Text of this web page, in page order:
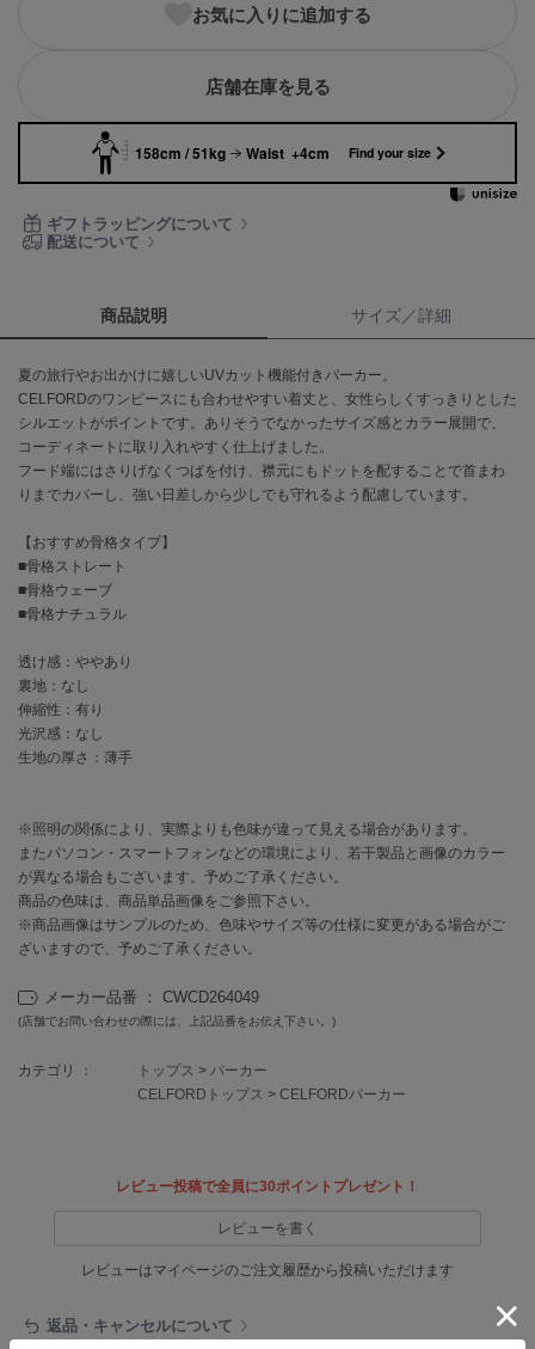
セロン
Clarks Premium
CODE A
コードエー
COLE HAAN
コール ハーン
CONVERSE
コンバース
DANSKIN
ダンスキン
エイミー イストワール
emmi
エミ
emmi atelier
emmi yoga
FRAY I.D
お気に入りに追加する
店舗在庫を見る
158cm / 51kg Waist +4cm Find your size
ギフトラッピングについて
配送について
商品説明 サイズ／詳細
夏の旅行やお出かけに嬉しいUVカット機能付きパーカー。
CELFORDのワンピースにも合わせやすい着丈と、女性らしくすっきりとした
シルエットがポイントです。ありそうでなかったサイズ感とカラー展開で、
コーディネートに取り入れやすく仕上げました。
フード端にはさりげなくつばを付け、襟元にもドットを配することで首まわ
りまでカバーし、強い日差しから少しでも守れるよう配慮しています。
【おすすめ骨格タイプ】
■骨格ストレート
■骨格ウェーブ
■骨格ナチュラル
透け感：ややあり
裏地：なし
伸縮性：有り
光沢感：なし
生地の厚さ：薄手
※照明の関係により、実際よりも色味が違って見える場合があります。
またパソコン・スマートフォンなどの環境により、若干製品と画像のカラー
が異なる場合もございます。予めご了承ください。
商品の色味は、商品単品画像をご参照下さい。
※商品画像はサンプルのため、色味やサイズ等の仕様に変更がある場合がご
ざいますので、予めご了承ください。
メーカー品番 ： CWCD264049
(店舗でお問い合わせの際には、上記品番をお伝え下さい。)
カテゴリ ： トップス > パーカー
CELFORDトップス > CELFORDパーカー
レビュー投稿で全員に30ポイントプレゼント！
レビューを書く
レビューはマイページのご注文履歴から投稿いただけます
返品・キャンセルについて